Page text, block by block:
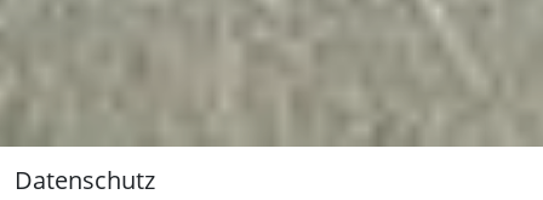
Datenschutz